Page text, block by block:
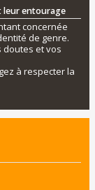
leur entourage
concernée
de genre.
doutes et vos
à respecter la